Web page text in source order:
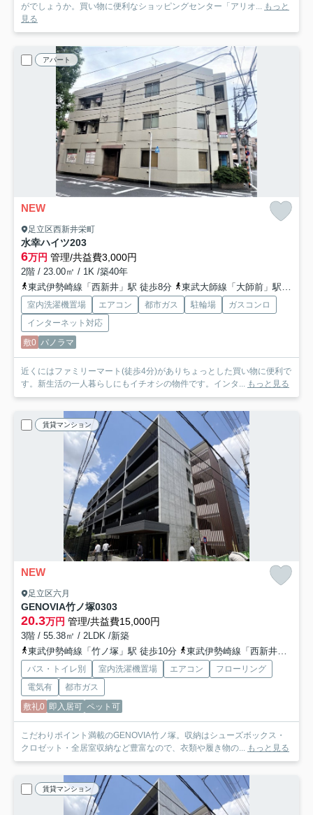
がでしょうか。買い物に便利なショッピングセンター「アリオ... もっと
見る
アパート
NEW
足立区西新井栄町
水幸ハイツ203
6万円 管理/共益費3,000円
2階 / 23.00㎡ / 1K /築40年
東武伊勢崎線「西新井」駅 徒歩8分
東武大師線「大師前」駅 徒歩9分
室内洗濯機置場 エアコン 都市ガス 駐輪場
ガスコンロ
インターネット対応
敷0 パノラマ
近くにはファミリーマート(徒歩4分)がありちょっとした買い物に便利で
す。新生活の一人暮らしにもイチオシの物件です。インタ...
もっと見る
賃貸マンション
NEW
足立区六月
GENOVIA竹ノ塚0303
20.3万円 管理/共益費15,000円
3階 / 55.38㎡ / 2LDK /新築
東武伊勢崎線「竹ノ塚」駅 徒歩10分
東武伊勢崎線「西新井」駅 徒歩17分
バス・トイレ別 室内洗濯機置場 エアコン
フローリング
電気有
都市ガス
敷礼0 即入居可 ペット可
こだわりポイント満載のGENOVIA竹ノ塚。収納はシューズボックス・
クロゼット・全居室収納など豊富なので、衣類や履き物の...
もっと見る
賃貸マンション